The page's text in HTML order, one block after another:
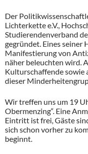
Der
Lichterkette e.V.,
Studierendenverband
gegründet. Eines seiner
Manifestierung von
näher beleuchten wird.
Kulturschaffende sowie
dieser
Wir treffen uns um 19
Obermenzing“. Eine
Eintritt ist frei, Gäste
sich schon vorher zu
beginnt.